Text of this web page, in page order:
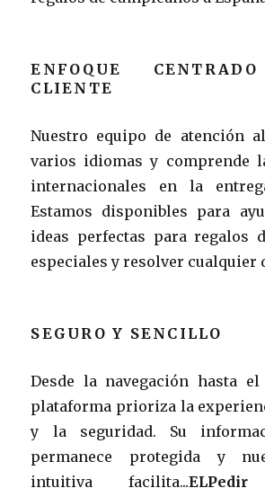
ENFOQUE
CLIENTE
Nuestro equipo de atención
varios idiomas y comprende
internacionales en la
Estamos disponibles para
ideas perfectas para regalos
especiales y resolver cualquier
SEGURO Y SENCILLO
Desde la navegación hasta
plataforma prioriza la
y la seguridad. Su
permanece protegida y
intuitiva facilita...